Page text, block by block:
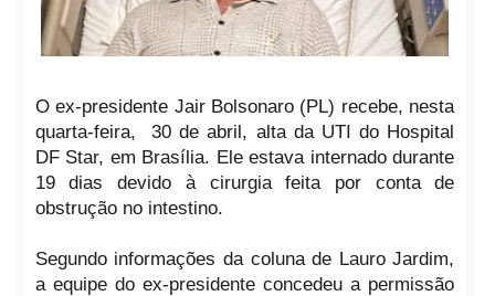
O ex-presidente Jair Bolsonaro (PL) recebe, nesta
quarta-feira, 30 de abril, alta da UTI do Hospital
DF Star, em Brasília. Ele estava internado durante
19 dias devido à cirurgia feita por conta de
obstrução no intestino.
Segundo informações da coluna de Lauro Jardim,
a equipe do ex-presidente concedeu a permissão